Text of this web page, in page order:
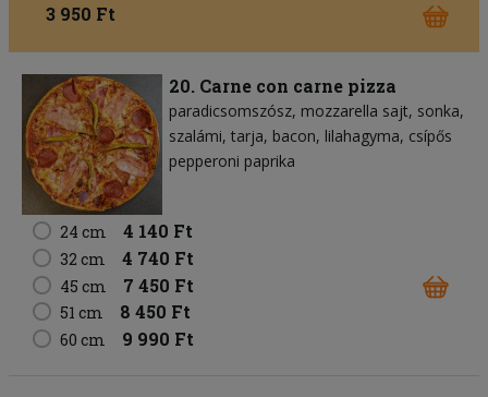
3 950 Ft
20. Carne con carne pizza
paradicsomszósz mozzarella sajt sonka
szalámi tarja bacon lilahagyma csípős
pepperoni paprika
24 cm 4 140 Ft
32 cm 4 740 Ft
45 cm 7 450 Ft
51 cm 8 450 Ft
60 cm 9 990 Ft